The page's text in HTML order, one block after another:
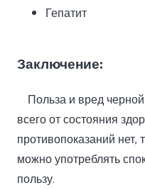
Гепатит
Заключение:
Польза и вред
всего от состояния
противопоказаний нет,
можно употреблять
пользу.